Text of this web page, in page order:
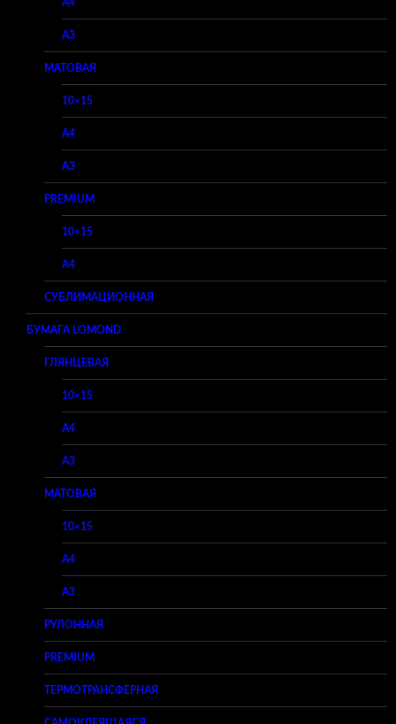
A4
A3
МАТОВАЯ
10×15
A4
A3
PREMIUM
10×15
A4
СУБЛИМАЦИОННАЯ
БУМАГА LOMOND
ГЛЯНЦЕВАЯ
10×15
A4
A3
МАТОВАЯ
10×15
A4
A3
РУЛОННАЯ
PREMIUM
ТЕРМОТРАНСФЕРНАЯ